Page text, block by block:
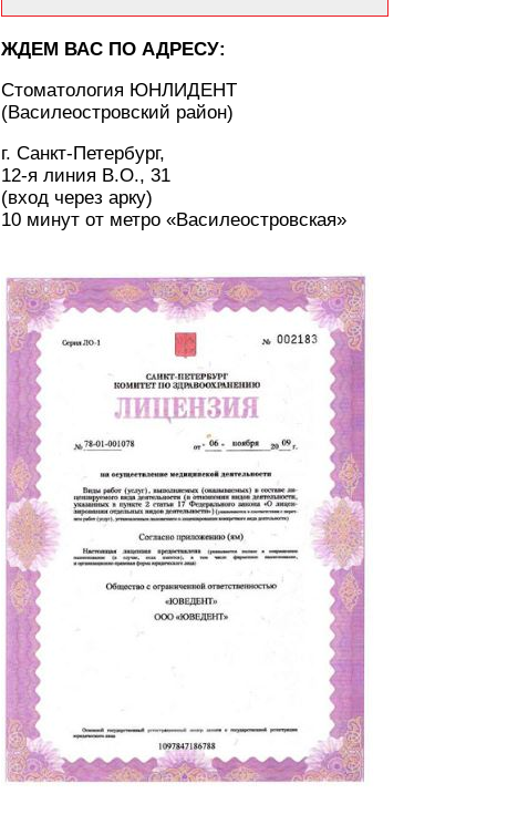
ЖДЕМ ВАС ПО АДРЕСУ:
Стоматология ЮНЛИДЕНТ
(Василеостровский район)
г. Санкт-Петербург,
12-я линия В.О., 31
(вход через арку)
10 минут от метро «Василеостровская»